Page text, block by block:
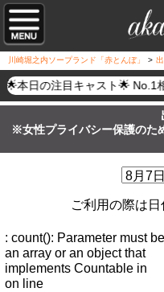
川崎堀之内ソープランド「赤とんぼ」 >
🌟本日の注目キャスト🌟 No.1
※女性プライバシー保護のた
ご利用の際は日
: count(): Parameter must be
an array or an object that
implements Countable in
on line